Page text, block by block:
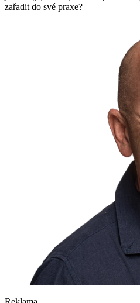
zařadit do své praxe?